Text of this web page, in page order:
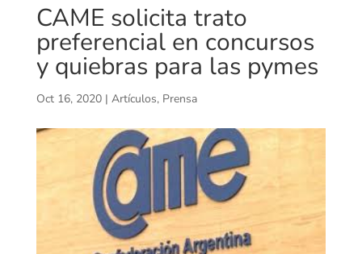
CAME solicita trato
preferencial en concursos
y quiebras para las pymes
Oct 16, 2020| Artículos, Prensa